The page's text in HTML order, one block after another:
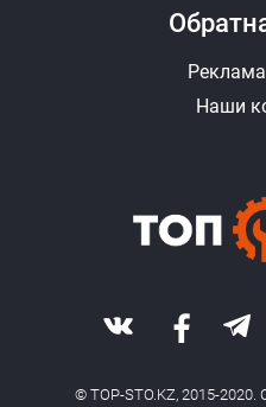
Наши
© TOP-STO.KZ, 2015-2020.